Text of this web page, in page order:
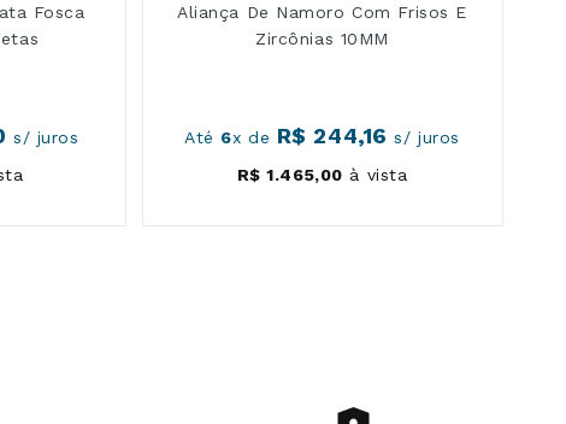
Fosca
s/ juros
Aliança De Namoro Com Frisos E
Zircônias 10MM
Até 6x de R$ 244,16 s/ juros
R$ 1.465,00 à vista